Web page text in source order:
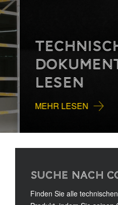
LESEN
MEHR LESEN
SUCHE NACH
Finden Sie alle